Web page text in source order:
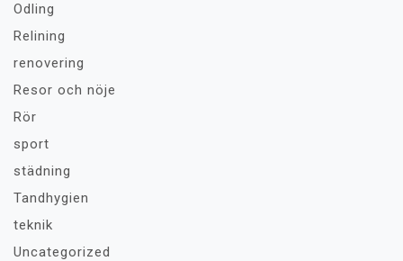
Odling
Relining
renovering
Resor och nöje
Rör
sport
städning
Tandhygien
teknik
Uncategorized